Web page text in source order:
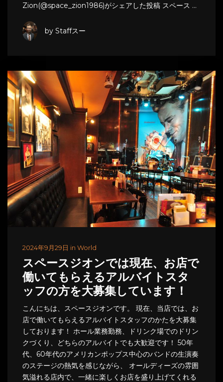
Zion(@space_zion1986)がシェアした投稿 スペース …
by Staffスー
2024年9月29日 in World
スペースジオンでは現在、お店で
働いてもらえるアルバイトスタ
ッフの方を大募集しています！
こんにちは、スペースジオンです。 現在、当店では、お
店で働いてもらえるアルバイトスタッフのかたを大募集
しております！ ホール業務勤務、ドリンク場でのドリン
クづくり、どちらのアルバイトでも大歓迎です！ 50年
代、60年代のアメリカンポップス中心のバンドの生演奏
のステージの熱気を感じながら、 オールディーズの雰囲
気溢れる店内で、一緒に楽しくお店を盛り上げてくれる